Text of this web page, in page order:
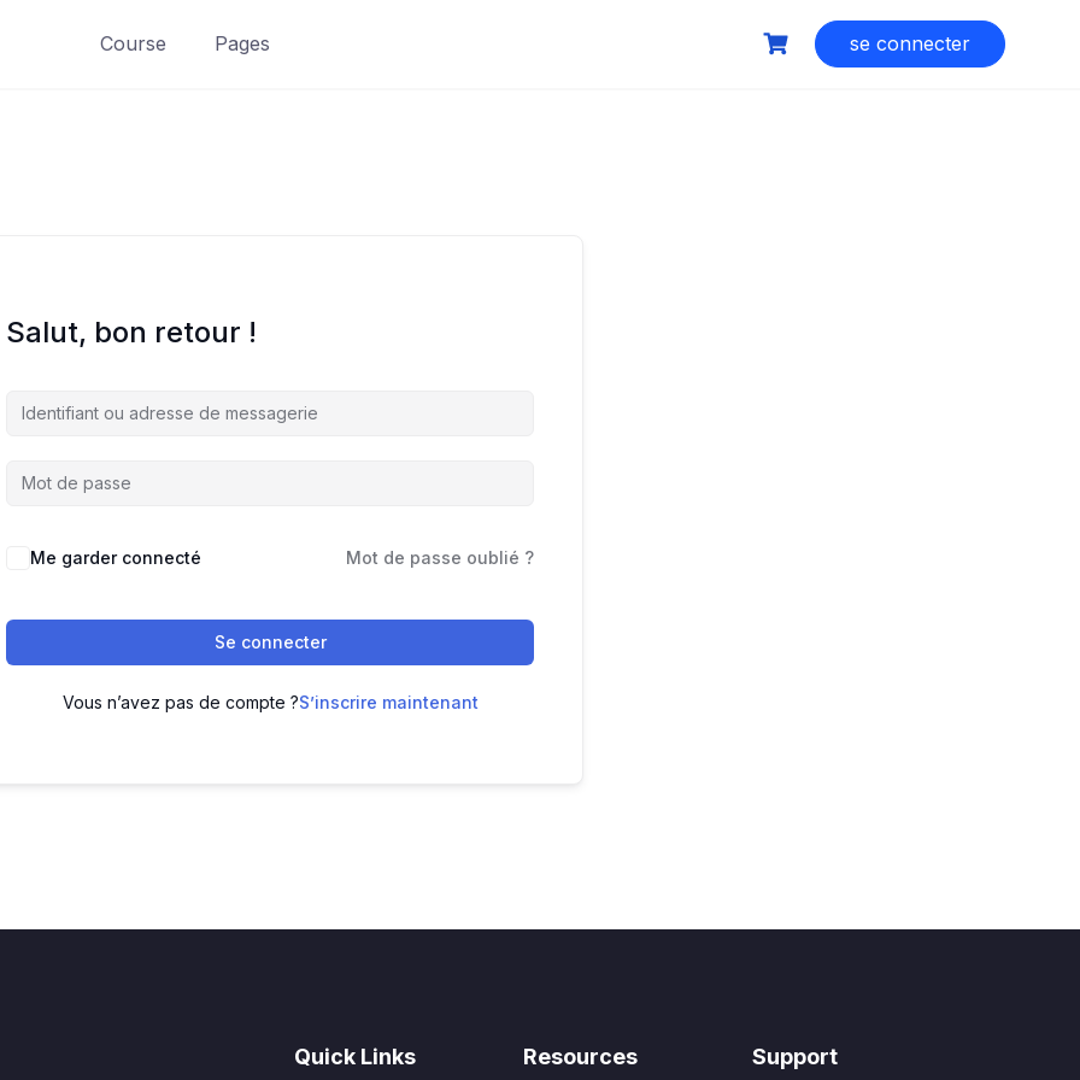
Course Pages se connecter
Salut, bon retour !
Me garder connecté Mot de passe oublié ?
Se connecter
Vous n’avez pas de compte ?S’inscrire maintenant
Quick Links Resources Support